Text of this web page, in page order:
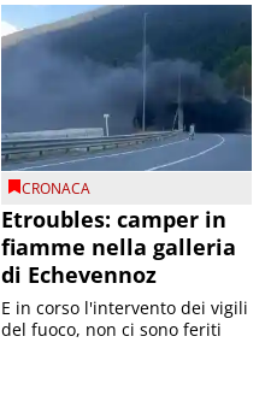
CRONACA
Etroubles: camper in
fiamme nella galleria
di Echevennoz
E in corso l'intervento dei vigili
del fuoco, non ci sono feriti